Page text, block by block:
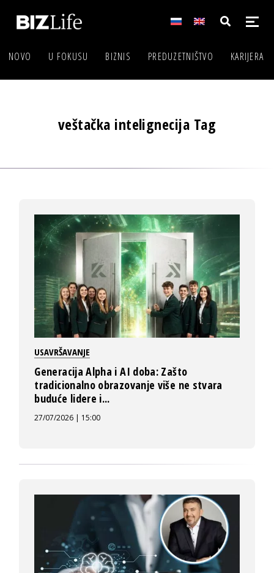
NOVO U FOKUSU BIZNIS PREDUZETNIŠTVO KARIJERA
veštačka intelignecija Tag
USAVRŠAVANJE
Generacija Alpha i AI doba: Zašto
tradicionalno obrazovanje više ne stvara
buduće lidere i...
27/07/2026 | 15:00